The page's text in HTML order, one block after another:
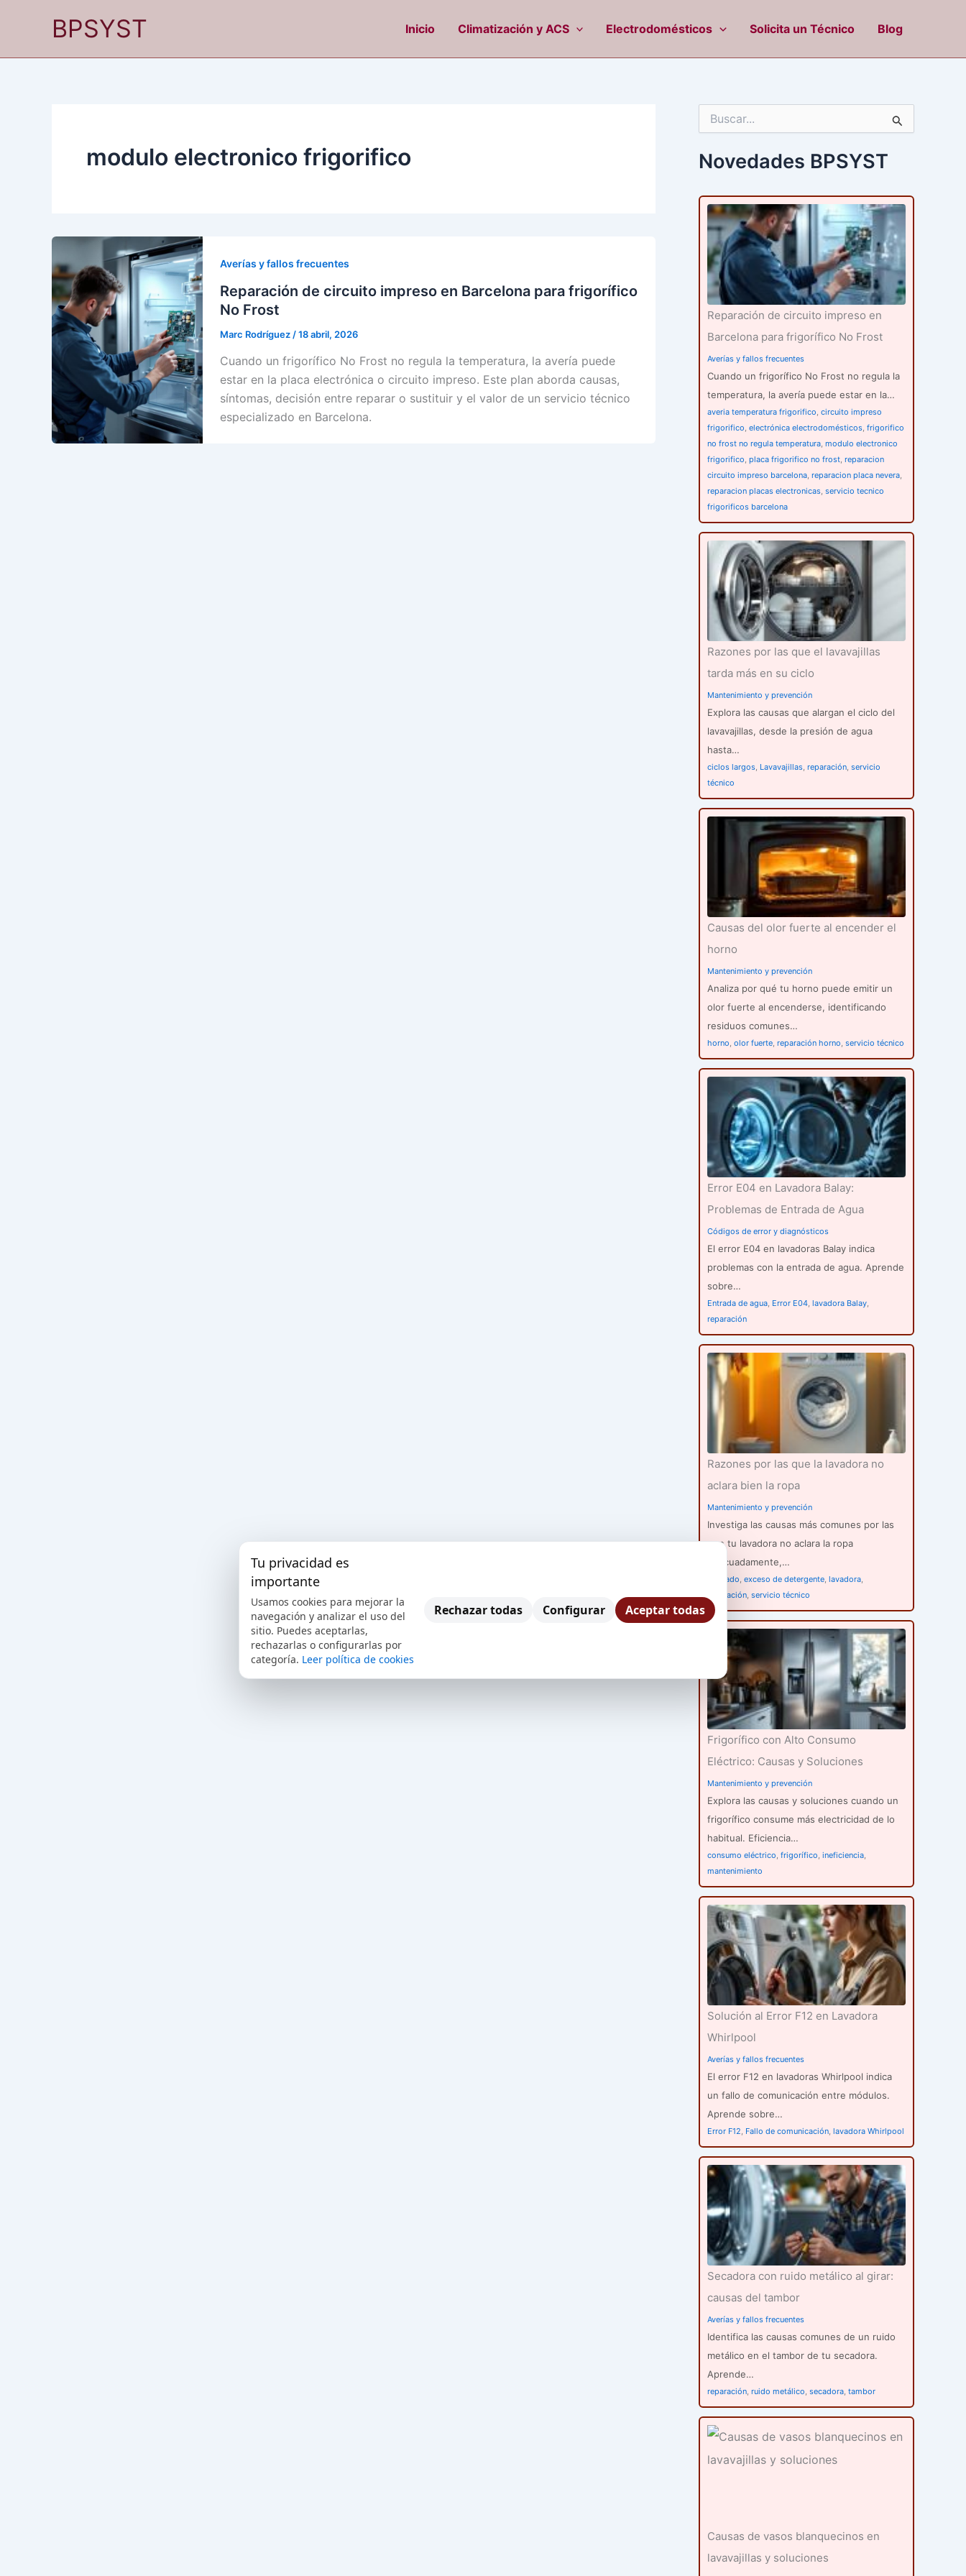
BPSYST Inicio Climatización y ACS Electrodomésticos Solicita un Técnico Blog
modulo electronico frigorifico
Averías y fallos frecuentes
Reparación de circuito impreso en Barcelona para frigorífico
No Frost
Marc Rodríguez /18 abril, 2026
Cuando un frigorífico No Frost no regula la temperatura, la avería puede
estar en la placa electrónica o circuito impreso. Este plan aborda causas,
síntomas, decisión entre reparar o sustituir y el valor de un servicio técnico
especializado en Barcelona.
c
a
p
Novedades BPSYST
Reparación de circuito impreso en
Barcelona para frigorífico No Frost
Averías y fallos frecuentes
Cuando un frigorífico No Frost no regula la
temperatura, la avería puede estar en la…
averia temperatura frigorifico, circuito impreso
frigorifico, electrónica electrodomésticos, frigorifico
no frost no regula temperatura, modulo electronico
frigorifico, placa frigorifico no frost, reparacion
circuito impreso barcelona, reparacion placa nevera,
reparacion placas electronicas, servicio tecnico
frigorificos barcelona
Razones por las que el lavavajillas
tarda más en su ciclo
Mantenimiento y prevención
Explora las causas que alargan el ciclo del
lavavajillas, desde la presión de agua
hasta…
ciclos largos, Lavavajillas, reparación, servicio
técnico
Causas del olor fuerte al encender el
horno
Mantenimiento y prevención
Analiza por qué tu horno puede emitir un
olor fuerte al encenderse, identificando
residuos comunes…
horno, olor fuerte, reparación horno, servicio técnico
Error E04 en Lavadora Balay:
Problemas de Entrada de Agua
Códigos de error y diagnósticos
El error E04 en lavadoras Balay indica
problemas con la entrada de agua. Aprende
sobre…
Entrada de agua, Error E04, lavadora Balay,
reparación
Razones por las que la lavadora no
aclara bien la ropa
Mantenimiento y prevención
Investiga las causas más comunes por las
que tu lavadora no aclara la ropa
adecuadamente,…
aclarado, exceso de detergente, lavadora,
reparación, servicio técnico
Frigorífico con Alto Consumo
Eléctrico: Causas y Soluciones
Mantenimiento y prevención
Explora las causas y soluciones cuando un
frigorífico consume más electricidad de lo
habitual. Eficiencia…
consumo eléctrico, frigorífico, ineficiencia,
mantenimiento
Solución al Error F12 en Lavadora
Whirlpool
Averías y fallos frecuentes
El error F12 en lavadoras Whirlpool indica
un fallo de comunicación entre módulos.
Aprende sobre…
Error F12, Fallo de comunicación, lavadora Whirlpool
Secadora con ruido metálico al girar:
causas del tambor
Averías y fallos frecuentes
Identifica las causas comunes de un ruido
metálico en el tambor de tu secadora.
Aprende…
reparación, ruido metálico, secadora, tambor
Causas de vasos blanquecinos en
lavavajillas y soluciones
Tu privacidad es
importante
Usamos cookies para mejorar la
navegación y analizar el uso del
sitio. Puedes aceptarlas,
rechazarlas o configurarlas por
categoría. Leer política de cookies
Rechazar todas Configurar Aceptar todas